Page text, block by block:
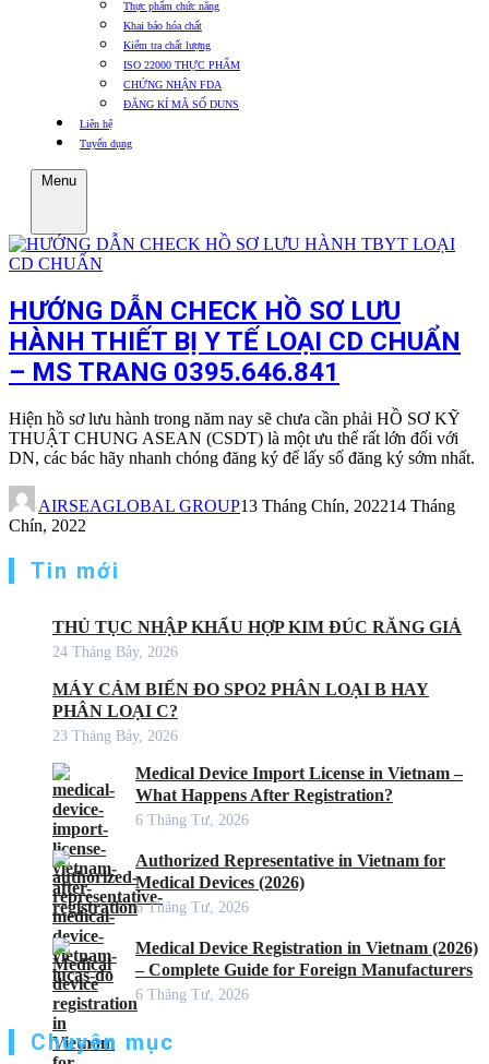
Thực phẩm chức năng
Khai báo hóa chất
Kiểm tra chất lượng
ISO 22000 THỰC PHẨM
CHỨNG NHẬN FDA
ĐĂNG KÍ MÃ SỐ DUNS
Liên hệ
Tuyển dụng
Menu
HƯỚNG DẪN CHECK HỒ SƠ LƯU
HÀNH THIẾT BỊ Y TẾ LOẠI CD CHUẨN
– MS TRANG 0395.646.841
Hiện hồ sơ lưu hành trong năm nay sẽ chưa cần phải HỒ SƠ KỸ
THUẬT CHUNG ASEAN (CSDT) là một ưu thế rất lớn đối với
DN, các bác hãy nhanh chóng đăng ký để lấy số đăng ký sớm nhất.
AIRSEAGLOBAL GROUP13 Tháng Chín, 202214 Tháng
Chín, 2022
Tin mới
THỦ TỤC NHẬP KHẨU HỢP KIM ĐÚC RĂNG GIẢ
24 Tháng Bảy, 2026
MÁY CẢM BIẾN ĐO SPO2 PHÂN LOẠI B HAY
PHÂN LOẠI C?
23 Tháng Bảy, 2026
Medical Device Import License in Vietnam –
What Happens After Registration?
6 Tháng Tư, 2026
Authorized Representative in Vietnam for
Medical Devices (2026)
6 Tháng Tư, 2026
Medical Device Registration in Vietnam (2026)
– Complete Guide for Foreign Manufacturers
6 Tháng Tư, 2026
Chuyên mục